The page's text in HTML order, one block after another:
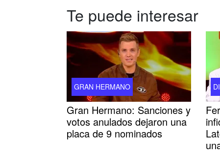
Te puede interesar
GRAN HERMANO
Gran Hermano: Sanciones y
votos anulados dejaron una
placa de 9 nominados